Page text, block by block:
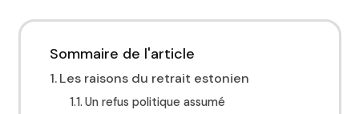
Sommaire de l'article
Les raisons du retrait estonien
Un refus politique assumé